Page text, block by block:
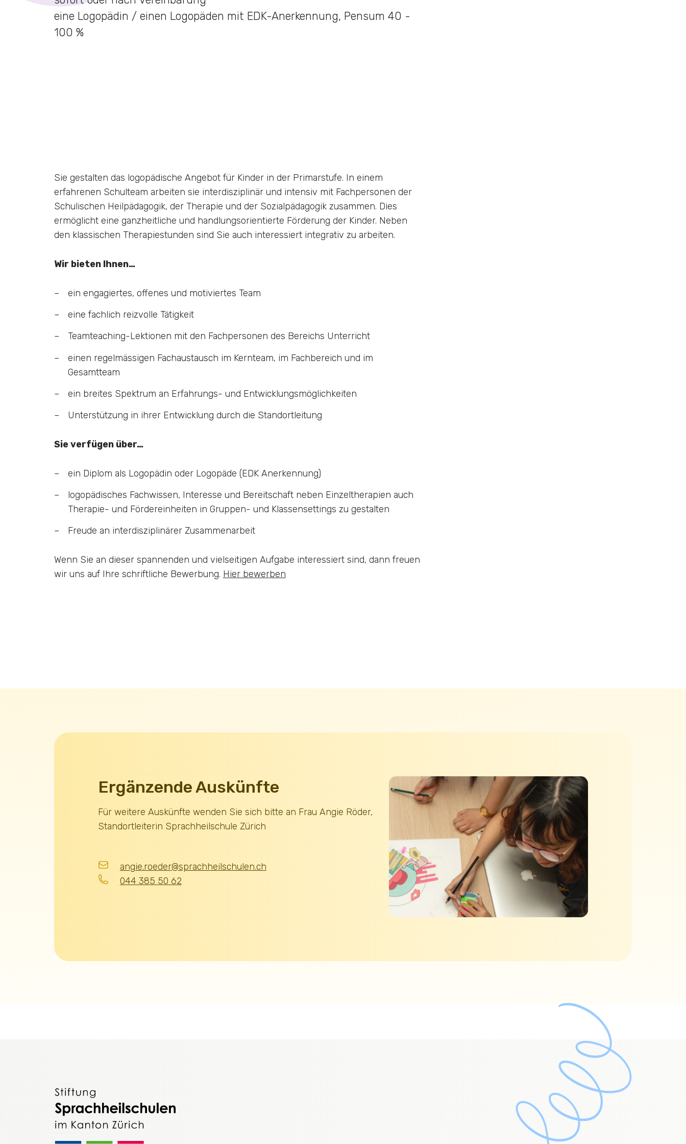
eine Logopädin / einen Logopäden mit EDK-Anerkennung, Pensum 40 -
100 %
Sie gestalten das logopädische Angebot für Kinder in der Primarstufe. In einem
erfahrenen Schulteam arbeiten sie interdisziplinär und intensiv mit Fachpersonen der
Schulischen Heilpädagogik, der Therapie und der Sozialpädagogik zusammen. Dies
ermöglicht eine ganzheitliche und handlungsorientierte Förderung der Kinder. Neben
den klassischen Therapiestunden sind Sie auch interessiert integrativ zu arbeiten.
Wir bieten Ihnen…
ein engagiertes, offenes und motiviertes Team
eine fachlich reizvolle Tätigkeit
Teamteaching-Lektionen mit den Fachpersonen des Bereichs Unterricht
einen regelmässigen Fachaustausch im Kernteam, im Fachbereich und im
Gesamtteam
ein breites Spektrum an Erfahrungs- und Entwicklungsmöglichkeiten
Unterstützung in ihrer Entwicklung durch die Standortleitung
Sie verfügen über…
ein Diplom als Logopädin oder Logopäde (EDK Anerkennung)
logopädisches Fachwissen, Interesse und Bereitschaft neben Einzeltherapien auch
Therapie- und Fördereinheiten in Gruppen- und Klassensettings zu gestalten
Freude an interdisziplinärer Zusammenarbeit
Wenn Sie an dieser spannenden und vielseitigen Aufgabe interessiert sind, dann freuen
wir uns auf Ihre schriftliche Bewerbung. Hier bewerben
Ergänzende Auskünfte
Für weitere Auskünfte wenden Sie sich bitte an Frau Angie Röder,
Standortleiterin Sprachheilschule Zürich
angie.roeder@sprachheilschulen.ch
044 385 50 62